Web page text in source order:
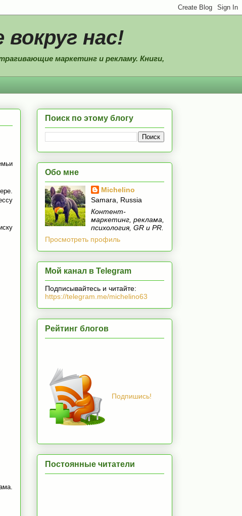
нас!
маркетинг и рекламу. Книги,
Поиск по этому блогу
Обо мне
Michelino
Samara, Russia
Контент-
маркетинг, реклама,
психология, GR и PR.
Просмотреть профиль
Мой канал в Telegram
Подписывайтесь и читайте:
https://telegram.me/michelino63
Рейтинг блогов
Подпишись!
Постоянные читатели